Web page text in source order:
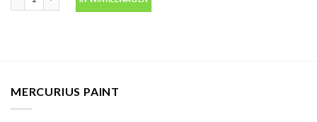
MERCURIUS PAINT